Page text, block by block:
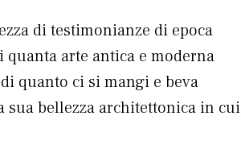
di testimonianze di epoca
arte antica e moderna
quanto ci si mangi e beva
sua bellezza architettonica in cui